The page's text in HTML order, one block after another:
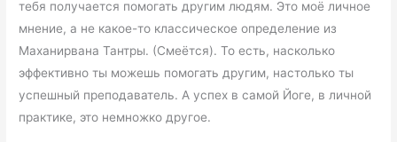
тебя получается помогать другим людям. Это моё личное
мнение, а не какое-то классическое определение из
Маханирвана Тантры. (Смеётся). То есть, насколько
эффективно ты можешь помогать другим, настолько ты
успешный преподаватель. А успех в самой Йоге, в личной
практике, это немножко другое.